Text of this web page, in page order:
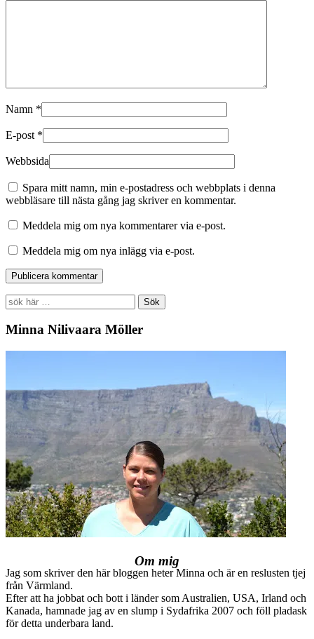
Namn *
E-post *
Webbsida
Spara mitt namn, min e-postadress och webbplats i denna
webbläsare till nästa gång jag skriver en kommentar.
Meddela mig om nya kommentarer via e-post.
Meddela mig om nya inlägg via e-post.
Search
for:
Minna Nilivaara Möller
Om mig
Jag som skriver den här bloggen heter Minna och är en reslusten tjej
från Värmland.
Efter att ha jobbat och bott i länder som Australien, USA, Irland och
Kanada, hamnade jag av en slump i Sydafrika 2007 och föll pladask
för detta underbara land.